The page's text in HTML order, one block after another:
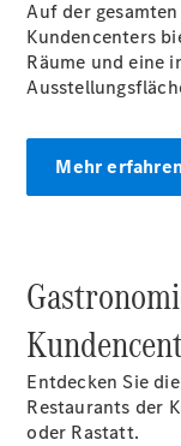
Auf der
Kundencenters
Räume und eine
Mehr erfahren
Entdecken Sie
Restaurants der
oder Rastatt.